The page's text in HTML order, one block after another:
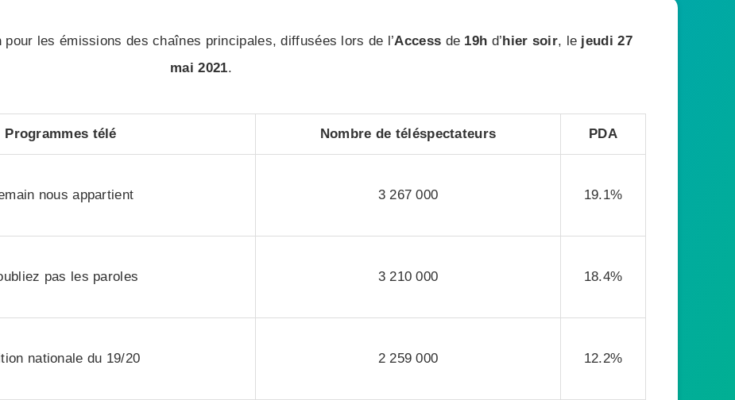
pour les émissions des chaînes principales, diffusées lors de l’Access de 19h d’hier soir, le jeudi 27
mai 2021.
Programmes télé Nombre de téléspectateurs PDA
nous appartient 3 267 000 19.1%
pas les paroles 3 210 000 18.4%
nationale du 19/20 2 259 000 12.2%